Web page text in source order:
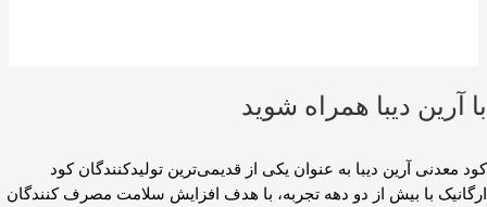
با آرین دیبا همراه شوید​
کود معدنی آرین دیبا به عنوان یکی از قدیمی‌ترین تولیدکنندگان کود
ارگانیک با بیش از دو دهه تجربه، با هدف افزایش سلامت مصرف کنندگان